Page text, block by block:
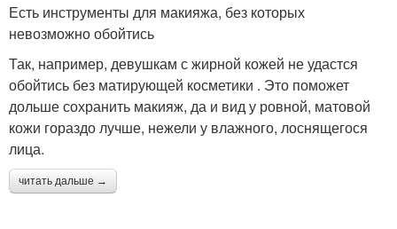
Есть инструменты для макияжа, без которых
невозможно обойтись
Так, например, девушкам с жирной кожей не удастся
обойтись без матирующей косметики . Это поможет
дольше сохранить макияж, да и вид у ровной, матовой
кожи гораздо лучше, нежели у влажного, лоснящегося
лица.
читать дальше →